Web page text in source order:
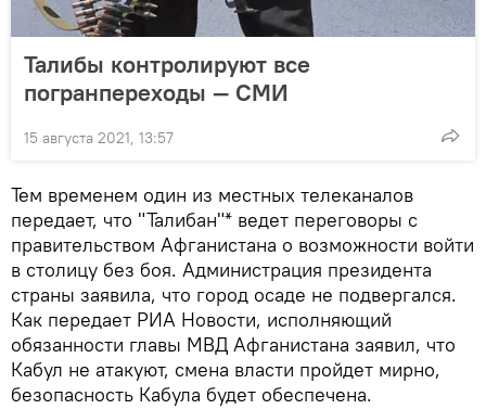
Талибы контролируют все
погранпереходы — СМИ
15 августа 2021, 13:57
Тем временем один из местных телеканалов
передает, что "Талибан"* ведет переговоры с
правительством Афганистана о возможности войти
в столицу без боя. Администрация президента
страны заявила, что город осаде не подвергался.
Как передает РИА Новости, исполняющий
обязанности главы МВД Афганистана заявил, что
Кабул не атакуют, смена власти пройдет мирно,
безопасность Кабула будет обеспечена.